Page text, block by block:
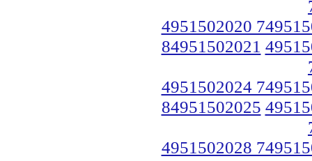
4951502020
84951502021
4951502024
84951502025
4951502028